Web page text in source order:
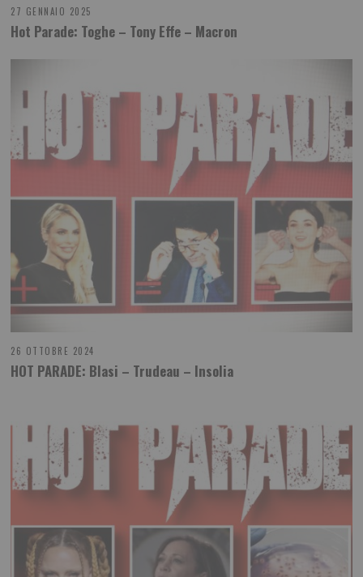
27 GENNAIO 2025
Hot Parade: Toghe – Tony Effe – Macron
26 OTTOBRE 2024
HOT PARADE: Blasi – Trudeau – Insolia